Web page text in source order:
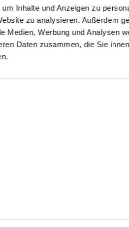
Inhalte und Anzeigen zu
zu analysieren. Außerdem
Medien, Werbung und Analysen
Daten zusammen, die Sie
Was ihr für den Kurs braucht
gGmbH 2025. All rights reserved.
Deutsch